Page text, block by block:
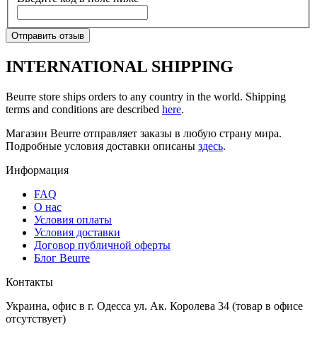
Отправить отзыв
INTERNATIONAL SHIPPING
Beurre store ships orders to any country in the world. Shipping
terms and conditions are described here.
Магазин Beurre отправляет заказы в любую страну мира.
Подробные условия доставки описаны здесь.
Информация
FAQ
O нас
Условия оплаты
Условия доставки
Договор публичной оферты
Блог Beurre
Контакты
Украина, офис в г. Одесса ул. Ак. Королева 34 (товар в офисе
отсутствует)